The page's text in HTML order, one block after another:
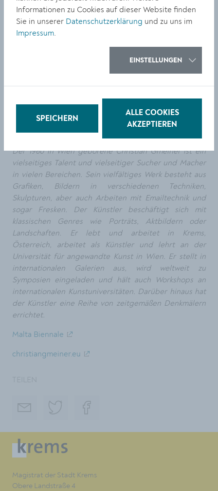
Barbara Kapusta von der künstlerischen
Biennaleleiterin eingeladen wurde, in der Auberge
d’Aragon in Valletta eine Klanginstallation zu
Insgesamt bilden die österreichischen Werke im
and Contemporary“), mit den universellen Themen wie
Humanität, Frieden und Gesellschaft einen virulenten
Der 1960 in Wien geborene Christian Gmeiner ist ein
vielseitiges Talent und vielseitiger Sucher und Macher
in vielen Bereichen. Sein vielfältiges Werk besteht aus
Grafiken, Bildern in verschiedenen Techniken,
Skulpturen, aber auch Arbeiten mit Emailtechnik und
sogar Fresken. Der Künstler beschäftigt sich mit
klassischen Genres wie Porträts, Aktbildern oder
Landschaften. Er lebt und arbeitet in Krems,
Österreich, arbeitet als Künstler und lehrt an der
Universität für angewandte Kunst in Wien. Er stellt in
internationalen Galerien aus, wird weltweit zu
Symposien eingeladen und hält auch Workshops an
internationalen Kunstuniversitäten. Darüber hinaus hat
der Künstler eine Reihe von zeitgemäßen Denkmälern
errichtet.
Malta Biennale
christiangmeiner.eu
Magistrat der Stadt Krems
Obere Landstraße 4
Informationen zu Cookies auf dieser Website finden
Sie in unserer Datenschutzerklärung und zu uns im
Impressum.
EINSTELLUNGEN
SPEICHERN
ALLE COOKIES
AKZEPTIEREN